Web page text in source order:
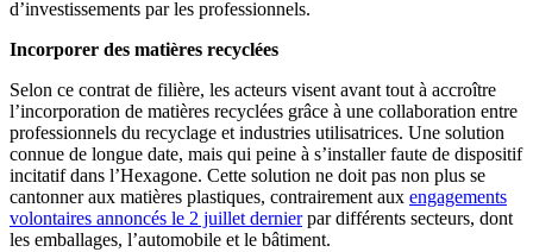
d’investissements par les professionnels.
Incorporer des matières recyclées
Selon ce contrat de filière, les acteurs visent avant tout à accroître
l’incorporation de matières recyclées grâce à une collaboration entre
professionnels du recyclage et industries utilisatrices. Une solution
connue de longue date, mais qui peine à s’installer faute de dispositif
incitatif dans l’Hexagone. Cette solution ne doit pas non plus se
cantonner aux matières plastiques, contrairement aux engagements
volontaires annoncés le 2 juillet dernierpar différents secteurs, dont
les emballages, l’automobile et le bâtiment.